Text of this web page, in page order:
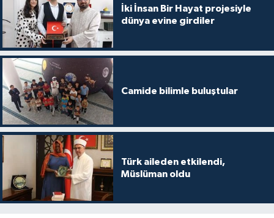
İki İnsan Bir Hayat projesiyle
dünya evine girdiler
Camide bilimle buluştular
Türk aileden etkilendi,
Müslüman oldu
Isparta Müftülüğü
İstanbul Müftülüğü
İzmir Müftülüğü
Kahramanmaraş Müftülüğü
Karabük Müftülüğü
Karaman Müftülüğü
Kars Müftülüğü